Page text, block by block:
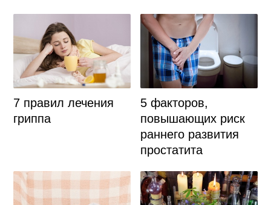
7 правил лечения
гриппа
5 факторов,
повышающих риск
раннего развития
простатита